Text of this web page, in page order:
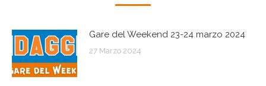
i
post
Gare del Weekend 23-24 marzo 2024
27 Marzo 2024